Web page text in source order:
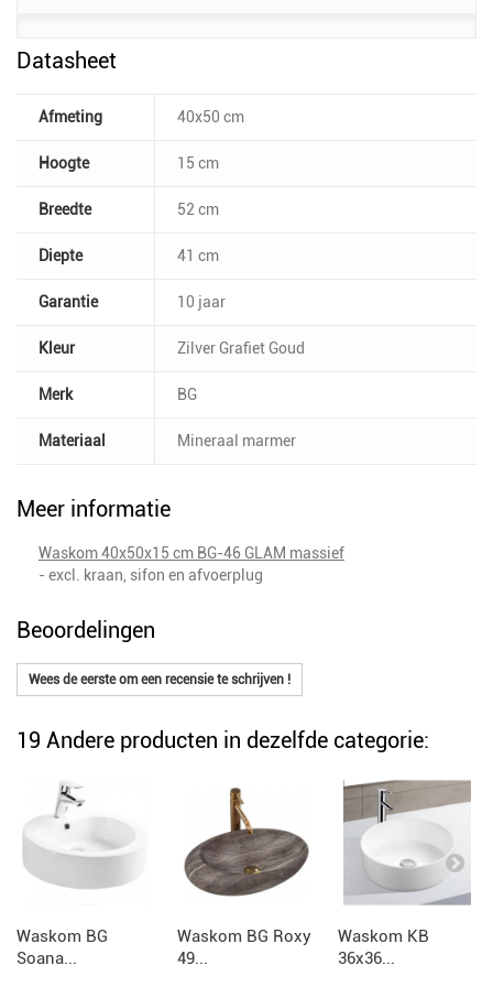
Datasheet
Afmeting 40x50 cm
Hoogte 15 cm
Breedte 52 cm
Diepte 41 cm
Garantie 10 jaar
Kleur Zilver Grafiet Goud
Merk BG
Materiaal Mineraal marmer
Meer informatie
Waskom 40x50x15 cm BG-46 GLAM massief
- excl. kraan, sifon en afvoerplug
Beoordelingen
Wees de eerste om een recensie te schrijven !
19 Andere producten in dezelfde categorie:
Waskom BG
Soana...
Waskom BG Roxy
49...
Waskom KB
36x36...